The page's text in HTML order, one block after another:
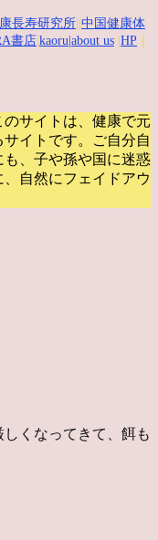
長寿研究所 中国健康体
書店 kaoru |about us HP
サイトは、健康で元
イトです。
ご自分自
、子や孫や国に迷惑
自然にフェイドアウ
くなってきて、餌も